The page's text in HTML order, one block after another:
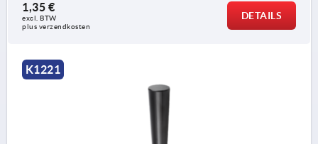
1,35 €
excl. BTW
plus verzendkosten
DETAILS
K1221